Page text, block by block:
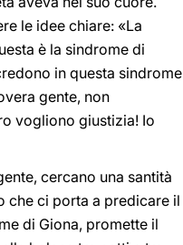
le idee chiare: «La
è la sindrome di
in questa sindrome
gente, non
vogliono giustizia! Io
cercano una santità
che ci porta a predicare il
di Giona, promette il